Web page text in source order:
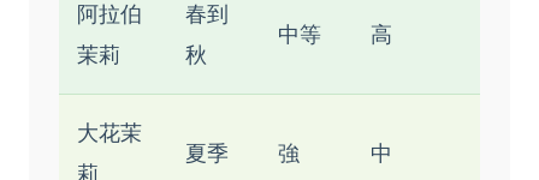
阿拉伯
茉莉
春到
秋
中等 高
大花茉
莉
夏季 強 中